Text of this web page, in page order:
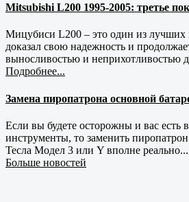
Mitsubishi L200 1995-2005: третье
Мицубиси L200 – это один из
доказал свою надежность и
выносливостью и неприхотливостью
Подробнее...
Замена пиропатрона основной
Если вы будете осторожны и вас есть
инструменты, то заменить
Тесла Модел 3 или Y вполне
Больше новостей